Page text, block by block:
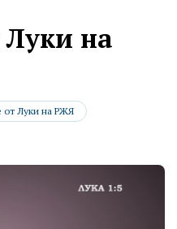
Луки на
от Луки на РЖЯ